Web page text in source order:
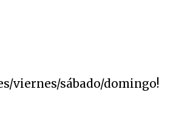
viernes/sábado/domingo!